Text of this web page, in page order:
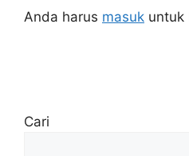
Anda harus masuk untuk
Cari